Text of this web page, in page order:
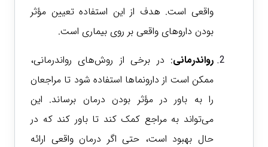
واقعی است. هدف از این استفاده تعیین مؤثر
بودن داروهای واقعی بر روی بیماری است.
رواندرمانی: در برخی از روش‌های رواندرمانی،
ممکن است از دارونماها استفاده شود تا مراجعان
را به باور در مؤثر بودن درمان برساند. این
می‌تواند به مراجع کمک کند تا باور کند که در
حال بهبود است، حتی اگر درمان واقعی ارائه